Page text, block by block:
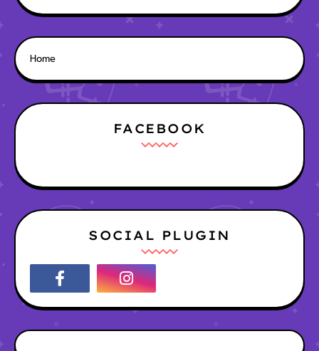
Home
FACEBOOK
SOCIAL PLUGIN